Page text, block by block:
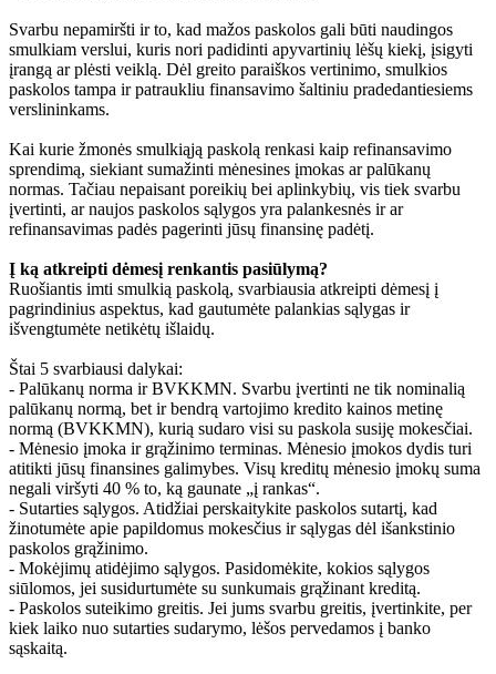
Svarbu nepamiršti ir to, kad mažos paskolos gali būti naudingos
smulkiam verslui, kuris nori padidinti apyvartinių lėšų kiekį, įsigyti
įrangą ar plėsti veiklą. Dėl greito paraiškos vertinimo, smulkios
paskolos tampa ir patraukliu finansavimo šaltiniu pradedantiesiems
verslininkams.​
Kai kurie žmonės smulkiąją paskolą renkasi kaip refinansavimo
sprendimą, siekiant sumažinti mėnesines įmokas ar palūkanų
normas. Tačiau nepaisant poreikių bei aplinkybių, vis tiek svarbu
įvertinti, ar naujos paskolos sąlygos yra palankesnės ir ar
refinansavimas padės pagerinti jūsų finansinę padėtį.​
Į ką atkreipti dėmesį renkantis pasiūlymą?
Ruošiantis imti smulkią paskolą, svarbiausia atkreipti dėmesį į
pagrindinius aspektus, kad gautumėte palankias sąlygas ir
išvengtumėte netikėtų išlaidų.​
Štai 5 svarbiausi dalykai:
- Palūkanų norma ir BVKKMN. Svarbu įvertinti ne tik nominalią
palūkanų normą, bet ir bendrą vartojimo kredito kainos metinę
normą (BVKKMN), kurią sudaro visi su paskola susiję mokesčiai.​
- Mėnesio įmoka ir grąžinimo terminas. Mėnesio įmokos dydis turi
atitikti jūsų finansines galimybes. Visų kreditų mėnesio įmokų suma
negali viršyti 40 % to, ką gaunate „į rankas“.
- Sutarties sąlygos. Atidžiai perskaitykite paskolos sutartį, kad
žinotumėte apie papildomus mokesčius ir sąlygas dėl išankstinio
paskolos grąžinimo.​
- Mokėjimų atidėjimo sąlygos. Pasidomėkite, kokios sąlygos
siūlomos, jei susidurtumėte su sunkumais grąžinant kreditą.
- Paskolos suteikimo greitis. Jei jums svarbu greitis, įvertinkite, per
kiek laiko nuo sutarties sudarymo, lėšos pervedamos į banko
sąskaitą.